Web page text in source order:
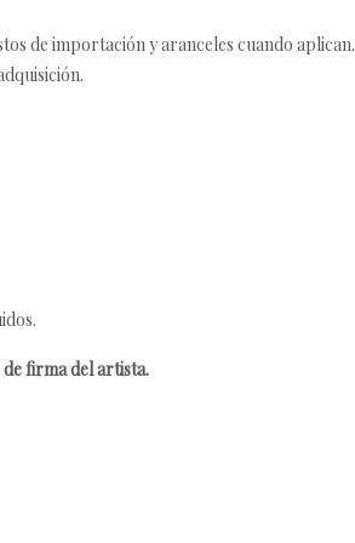
de importación y aranceles cuando aplican.
firma del artista.